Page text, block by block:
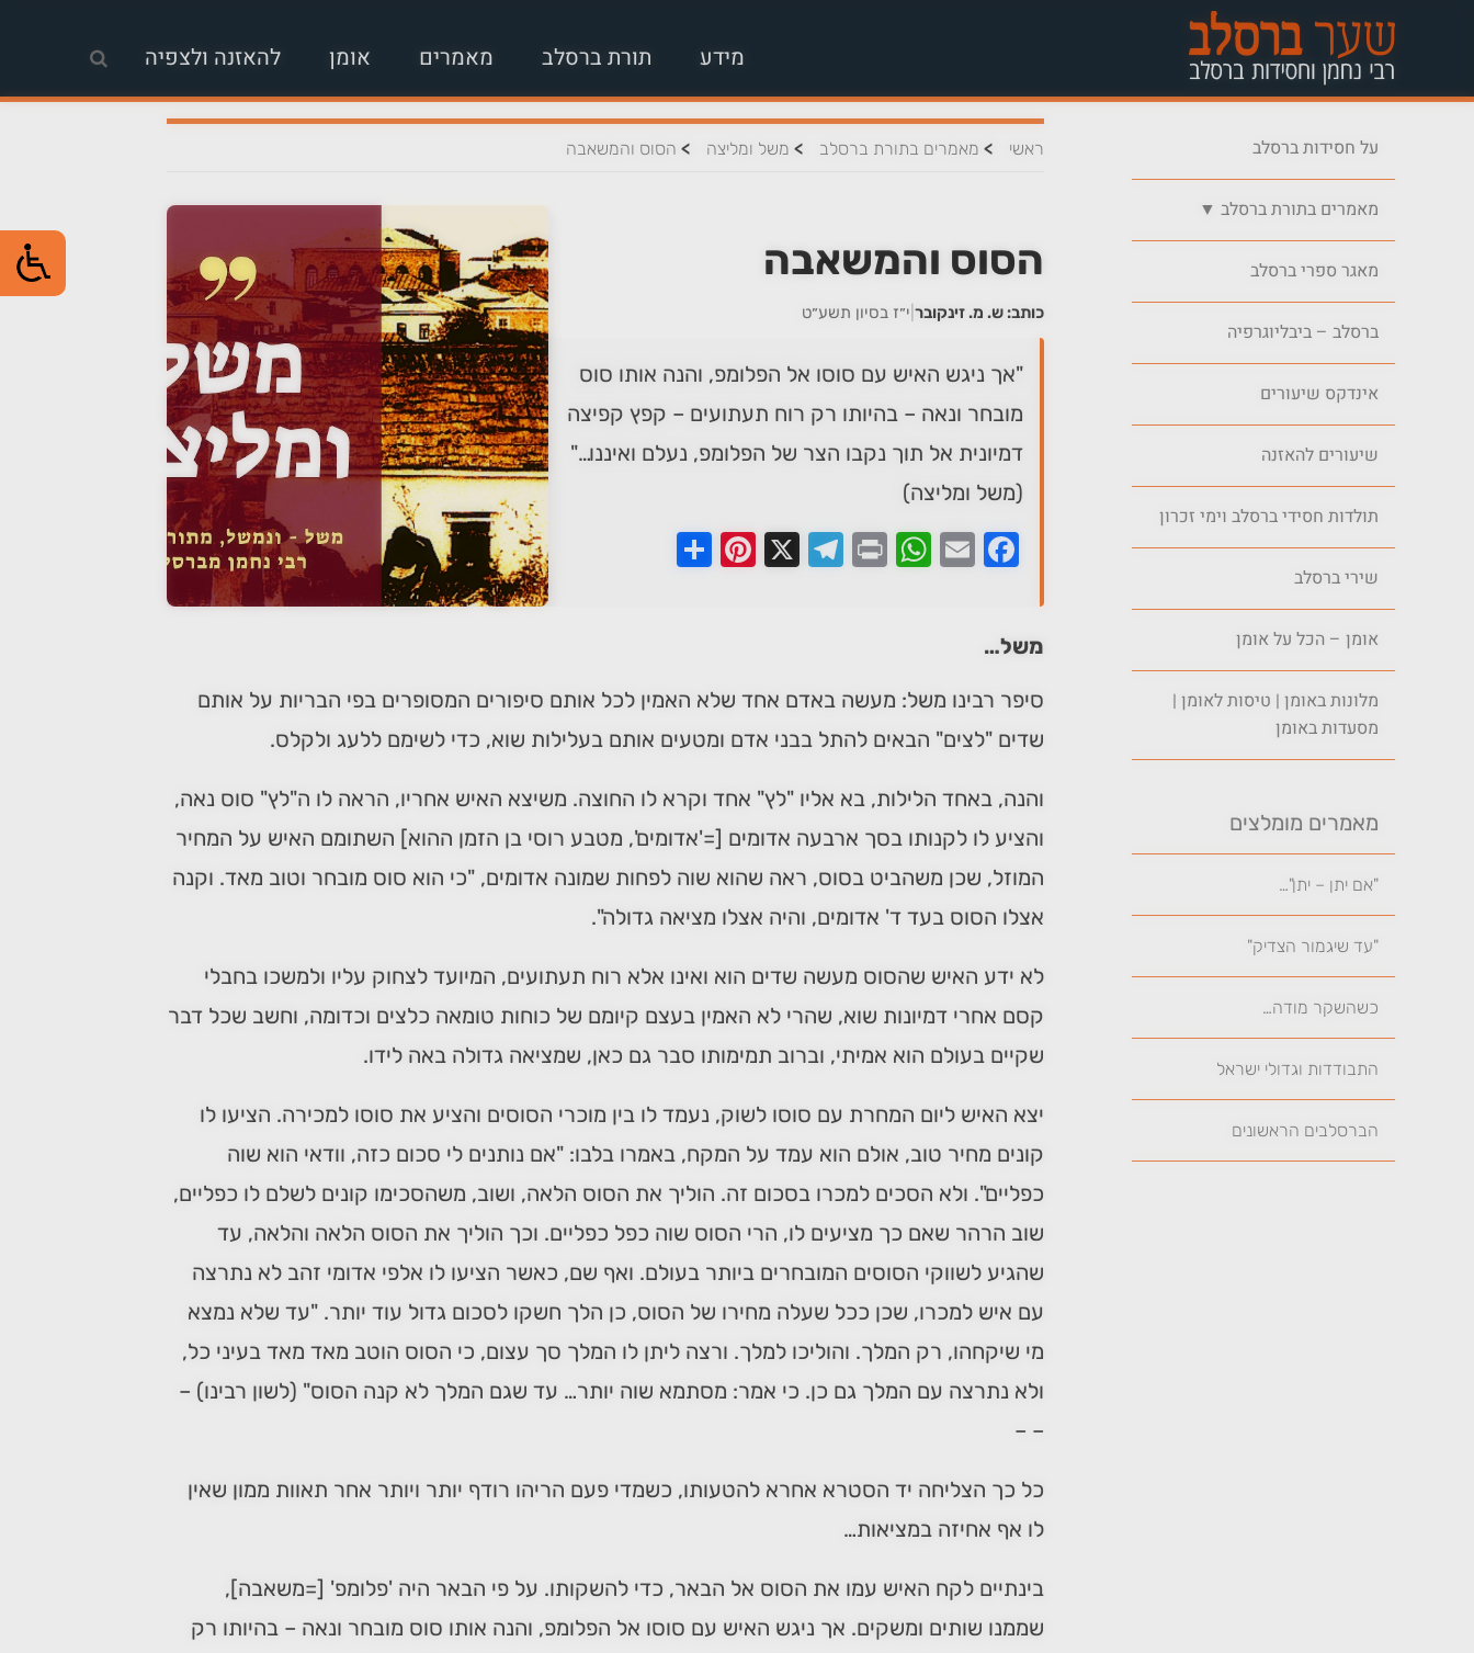
מידע תורת ברסלב מאמרים אומן להאזנה ולצפיה
על חסידות ברסלב
מאמרים בתורת ברסלב ▼
מאגר ספרי ברסלב
ברסלב – ביבליוגרפיה
אינדקס שיעורים
שיעורים להאזנה
תולדות חסידי ברסלב וימי זכרון
שירי ברסלב
אומן – הכל על אומן
מלונות באומן | טיסות לאומן |
מסעדות באומן
מאמרים מומלצים
"אם יתן – יתן"…
"עד שיגמור הצדיק"
כשהשקר מודה…
התבודדות וגדולי ישראל
הברסלבים הראשונים
ראשי > מאמרים בתורת ברסלב > משל ומליצה > הסוס והמשאבה
הסוס והמשאבה
כותב: ש. מ. זינקובר י״ז בסיון תשע״ט
"אך ניגש האיש עם סוסו אל הפלומפ, והנה אותו סוס
מובחר ונאה – בהיותו רק רוח תעתועים – קפץ קפיצה
דמיונית אל תוך נקבו הצר של הפלומפ, נעלם ואיננו…"
(משל ומליצה)
Facebook
Email
WhatsApp
Print
Telegram
X
Pinterest
משל…
סיפר רבינו משל: מעשה באדם אחד שלא האמין לכל אותם סיפורים המסופרים בפי הבריות על אותם
שדים "לצים" הבאים להתל בבני אדם ומטעים אותם בעלילות שוא, כדי לשימם ללעג ולקלס.
והנה, באחד הלילות, בא אליו "לץ" אחד וקרא לו החוצה. משיצא האיש אחריו, הראה לו ה"לץ" סוס נאה,
והציע לו לקנותו בסך ארבעה אדומים [='אדומים', מטבע רוסי בן הזמן ההוא] השתומם האיש על המחיר
המוזל, שכן משהביט בסוס, ראה שהוא שוה לפחות שמונה אדומים, "כי הוא סוס מובחר וטוב מאד. וקנה
אצלו הסוס בעד ד' אדומים, והיה אצלו מציאה גדולה".
לא ידע האיש שהסוס מעשה שדים הוא ואינו אלא רוח תעתועים, המיועד לצחוק עליו ולמשכו בחבלי
קסם אחרי דמיונות שוא, שהרי לא האמין בעצם קיומם של כוחות טומאה כלצים וכדומה, וחשב שכל דבר
שקיים בעולם הוא אמיתי, וברוב תמימותו סבר גם כאן, שמציאה גדולה באה לידו.
יצא האיש ליום המחרת עם סוסו לשוק, נעמד לו בין מוכרי הסוסים והציע את סוסו למכירה. הציעו לו
קונים מחיר טוב, אולם הוא עמד על המקח, באמרו בלבו: "אם נותנים לי סכום כזה, וודאי הוא שוה
כפליים". ולא הסכים למכרו בסכום זה. הוליך את הסוס הלאה, ושוב, משהסכימו קונים לשלם לו כפליים,
שוב הרהר שאם כך מציעים לו, הרי הסוס שוה כפל כפליים. וכך הוליך את הסוס הלאה והלאה, עד
שהגיע לשווקי הסוסים המובחרים ביותר בעולם. ואף שם, כאשר הציעו לו אלפי אדומי זהב לא נתרצה
עם איש למכרו, שכן ככל שעלה מחירו של הסוס, כן הלך חשקו לסכום גדול עוד יותר. "עד שלא נמצא
מי שיקחהו, רק המלך. והוליכו למלך. ורצה ליתן לו המלך סך עצום, כי הסוס הוטב מאד מאד בעיני כל,
ולא נתרצה עם המלך גם כן. כי אמר: מסתמא שוה יותר… עד שגם המלך לא קנה הסוס" (לשון רבינו) –
– –
כל כך הצליחה יד הסטרא אחרא להטעותו, כשמדי פעם הריהו רודף יותר ויותר אחר תאוות ממון שאין
לו אף אחיזה במציאות…
בינתיים לקח האיש עמו את הסוס אל הבאר, כדי להשקותו. על פי הבאר היה 'פלומפ' [=משאבה],
שממנו שותים ומשקים. אך ניגש האיש עם סוסו אל הפלומפ, והנה אותו סוס מובחר ונאה – בהיותו רק